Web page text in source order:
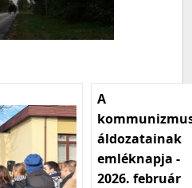
A
áldozatainak
emléknapja -
2026. február